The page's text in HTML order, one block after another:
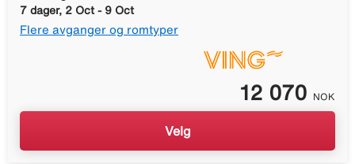
7 dager, 2 Oct - 9 Oct
Flere avganger og romtyper
12 070 NOK
Velg